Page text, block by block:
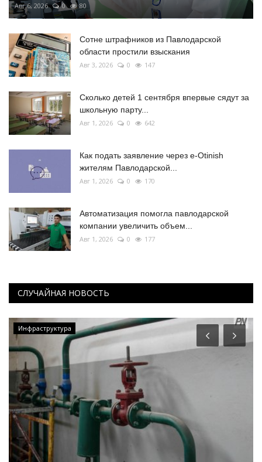
Авг 6, 2026 0 80
Сотне штрафников из Павлодарской
области простили взыскания
Авг 3, 2026 0 147
Сколько детей 1 сентября впервые сядут за
школьную парту...
Авг 1, 2026 0 642
Как подать заявление через e-Otinish
жителям Павлодарской...
Авг 1, 2026 0 170
Автоматизация помогла павлодарской
компании увеличить объем...
Авг 1, 2026 0 177
СЛУЧАЙНАЯ НОВОСТЬ
Инфраструктура